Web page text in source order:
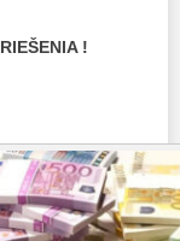
RIEŠENIA !